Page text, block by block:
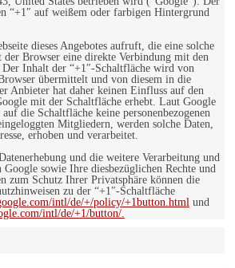
“+1″ auf weißem oder farbigen Hintergrund
dieses Angebotes aufruft, die eine solche
der Browser eine direkte Verbindung mit den
Inhalt der “+1″-Schaltfläche wird von
übermittelt und von diesem in die
Anbieter hat daher keinen Einfluss auf den
mit der Schaltfläche erhebt. Laut Google
die Schaltfläche keine personenbezogenen
Mitgliedern, werden solche Daten,
erhoben und verarbeitet.
und die weitere Verarbeitung und
sowie Ihre diesbezüglichen Rechte und
zum Schutz Ihrer Privatsphäre können die
zu der “+1″-Schaltfläche
intl/de/+/policy/+1button.html und
intl/de/+1/button/.